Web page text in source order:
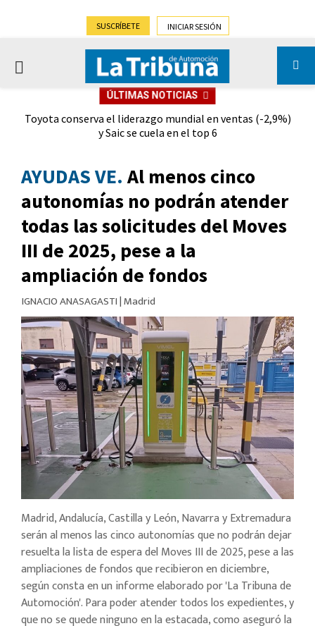
SUSCRÍBETE INICIAR SESIÓN
PRIMARY
ÚLTIMAS NOTICIAS
Toyota conserva el liderazgo mundial en ventas (-2,9%)
y Saic se cuela en el top 6
Gran futuro para Almussafes tras la alianza Ford-Geely
AYUDAS VE. Al menos cinco
autonomías no podrán atender
todas las solicitudes del Moves
III de 2025, pese a la
ampliación de fondos
IGNACIO ANASAGASTI|Madrid
Madrid, Andalucía, Castilla y León, Navarra y Extremadura
serán al menos las cinco autonomías que no podrán dejar
resuelta la lista de espera del Moves III de 2025, pese a las
ampliaciones de fondos que recibieron en diciembre,
según consta en un informe elaborado por 'La Tribuna de
Automoción'. Para poder atender todos los expedientes, y
que no se quede ninguno en la estacada, como aseguró la